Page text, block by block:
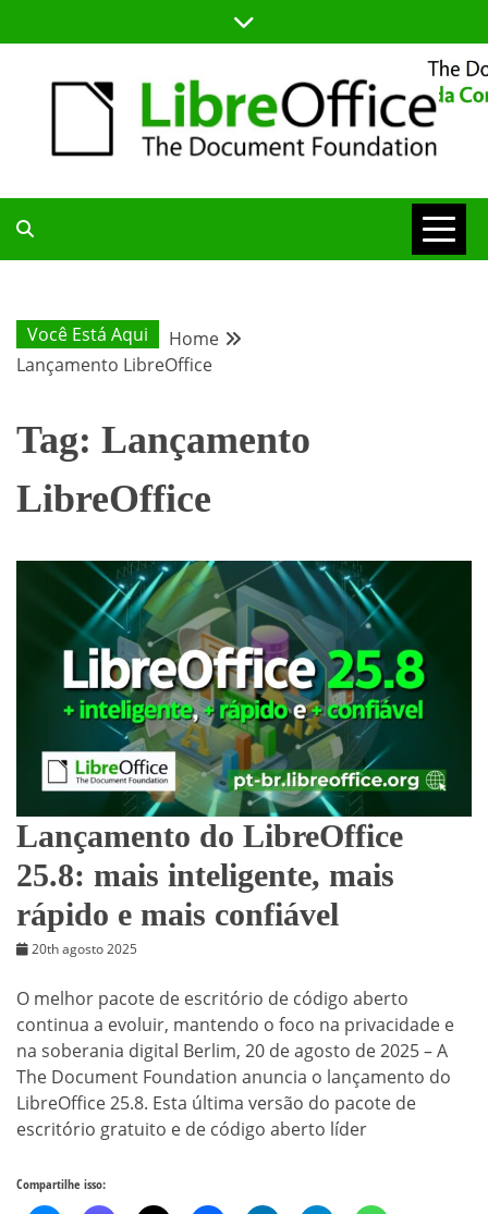
to
BLOG DA
COMUNIDADE
BRASILEIRA
Você Está Aqui
Home
Lançamento LibreOffice
Tag: Lançamento
LibreOffice
Lançamento do LibreOffice
25.8: mais inteligente, mais
rápido e mais confiável
20th agosto 2025
O melhor pacote de escritório de código aberto
continua a evoluir, mantendo o foco na privacidade e
na soberania digital Berlim, 20 de agosto de 2025 – A
The Document Foundation anuncia o lançamento do
LibreOffice 25.8. Esta última versão do pacote de
escritório gratuito e de código aberto líder
Compartilhe isso: